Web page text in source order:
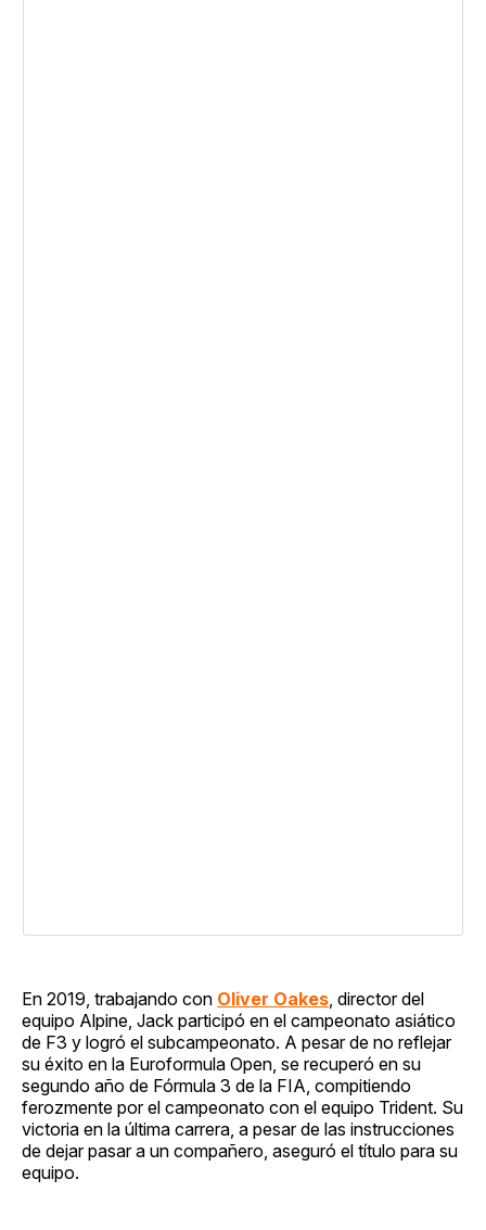
En 2019, trabajando con Oliver Oakes , director del
equipo Alpine, Jack participó en el campeonato asiático
de F3 y logró el subcampeonato. A pesar de no reflejar
su éxito en la Euroformula Open, se recuperó en su
segundo año de Fórmula 3 de la FIA, compitiendo
ferozmente por el campeonato con el equipo Trident. Su
victoria en la última carrera, a pesar de las instrucciones
de dejar pasar a un compañero, aseguró el título para su
equipo.